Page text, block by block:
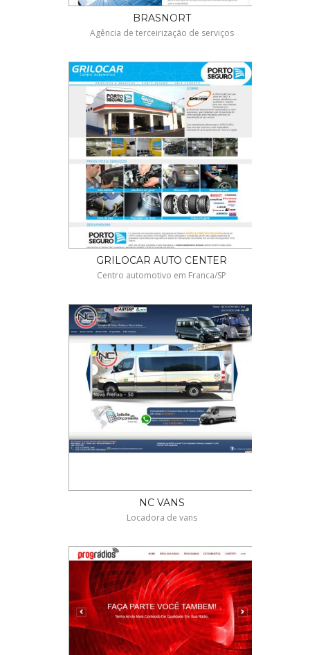
BRASNORT
Agência de terceirização de serviços
GRILOCAR AUTO CENTER
Centro automotivo em Franca/SP
NC VANS
Locadora de vans